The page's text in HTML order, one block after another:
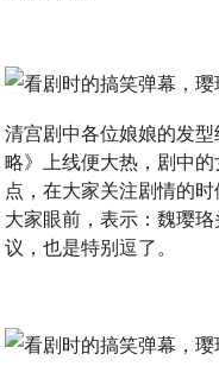
清宫剧中各位娘娘的发
略》上线便大热，剧中
点，在大家关注剧情的
大家眼前，表示：魏璎
议，也是特别逗了。